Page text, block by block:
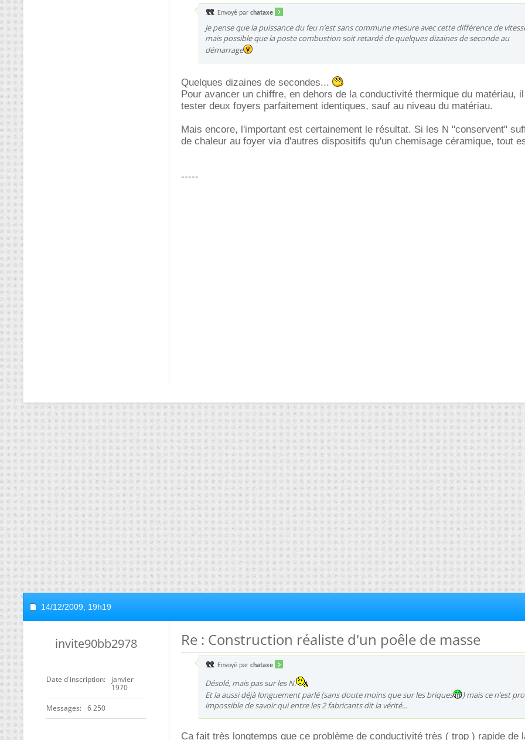
Envoyé par chataxe
Je pense que la puissance du feu n’est sans commune mesure avec cette différence de
mais possible que la poste combustion soit retardé de quelques dizaines de seconde au
démarrage
Quelques dizaines de secondes...
Pour avancer un chiffre, en dehors de la conductivité thermique du matériau,
tester deux foyers parfaitement identiques, sauf au niveau du matériau.
Mais encore, l'important est certainement le résultat. Si les N "conservent"
de chaleur au foyer via d'autres dispositifs qu'un chemisage céramique, tout
-----
14/12/2009, 19h19
invite90bb2978
Date d'inscription
janvier
1970
Messages 6 250
Re : Construction réaliste d'un poêle de masse
Envoyé par chataxe
Désolé, mais pas sur les N.
Et la aussi déjà longuement parlé (sans doute moins que sur les briques
) mais ce n’est
impossible de savoir qui entre les 2 fabricants dit la vérité...
Ca fait très longtemps que ce problème de conductivité très ( trop ) rapide de